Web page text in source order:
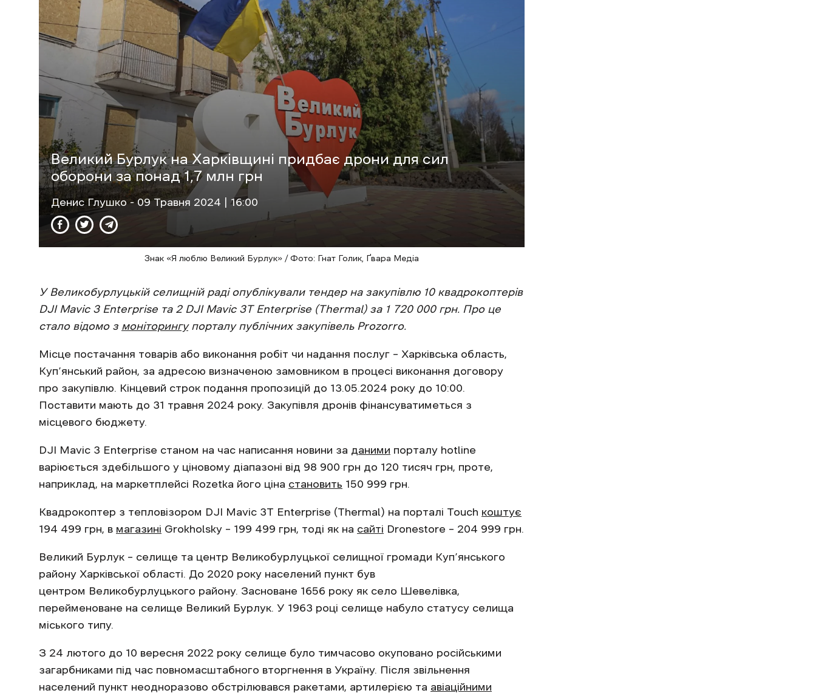
Великий Бурлук на Харківщині придбає дрони для сил
оборони за понад 1,7 млн грн
Денис Глушко - 09 Травня 2024 | 16:00
Знак «Я люблю Великий Бурлук» / Фото: Гнат Голик, Ґвара Медіа
У Великобурлуцькій селищній раді опублікували тендер на закупівлю 10 квадрокоптерів
DJI Mavic 3 Enterprise та 2 DJI Mavic 3T Enterprise (Thermal) за 1 720 000 грн. Про це
стало відомо з моніторингупорталу публічних закупівель Prozorro.
Місце постачання товарів або виконання робіт чи надання послуг – Харківська область,
Куп’янський район, за адресою визначеною замовником в процесі виконання договору
про закупівлю. Кінцевий строк подання пропозицій до 13.05.2024 року до 10:00.
Поставити мають до 31 травня 2024 року. Закупівля дронів фінансуватиметься з
місцевого бюджету.
DJI Mavic 3 Enterprise станом на час написання новини за даними порталу hotline
варіюється здебільшого у ціновому діапазоні від 98 900 грн до 120 тисяч грн, проте,
наприклад, на маркетплейсі Rozetka його ціна становить 150 999 грн.
Квадрокоптер з тепловізором DJI Mavic 3T Enterprise (Thermal) на порталі Touch коштує
194 499 грн, в магазині Grokholsky – 199 499 грн, тоді як на сайті Dronestore – 204 999 грн.
Великий Бурлук – селище та центр Великобурлуцької селищної громади Куп’янського
району Харківської області. До 2020 року населений пункт був
центром Великобурлуцького району. Засноване 1656 року як село Шевелівка,
перейменоване на селище Великий Бурлук. У 1963 році селище набуло статусу селища
міського типу.
З 24 лютого до 10 вересня 2022 року селище було тимчасово окуповано російськими
загарбниками під час повномасштабного вторгнення в Україну. Після звільнення
населений пункт неодноразово обстрілювався ракетами, артилерією та авіаційними